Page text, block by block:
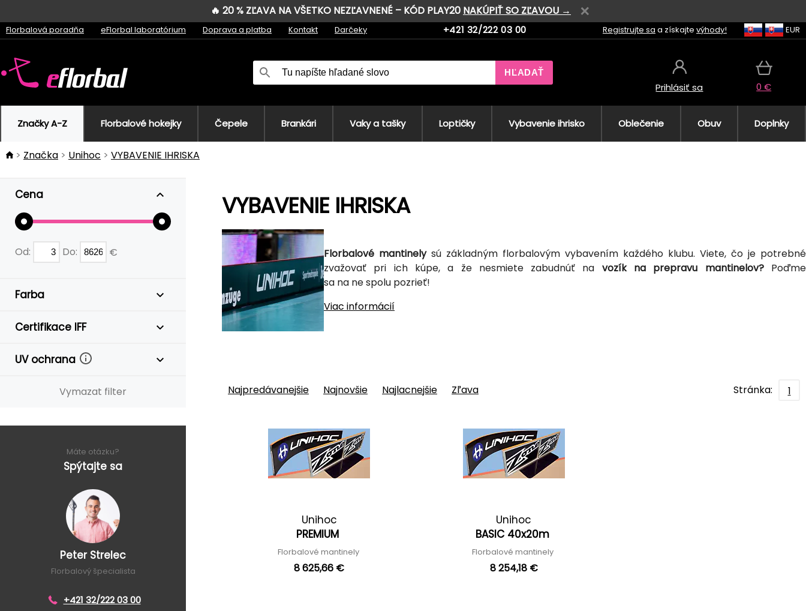
🔥 20 % ZĽAVA NA VŠETKO NEZĽAVNENÉ – KÓD PLAY20 NAKÚPIŤ SO ZĽAVOU →
Florbalová poradňa eFlorbal laboratórium Doprava a platba Kontakt Darčeky +421 32/222 03 00 Registrujte sa a získajte výhody! EUR
HĽADAŤ
Prihlásiť sa 0 €
Značky A-Z Florbalové hokejky Čepele Brankári Vaky a tašky Loptičky Vybavenie ihrisko Oblečenie Obuv Doplnky
Značka Unihoc VYBAVENIE IHRISKA
Cena
Od: Do: €
Farba
Certifikace IFF
UV ochrana
Vymazat filter
Máte otázku?
Spýtajte sa
Peter Strelec
Florbalový špecialista
+421 32/222 03 00
VYBAVENIE IHRISKA
Florbalové mantinelysú základným florbalovým vybavením každého klubu. Viete, čo je potrebné
zvažovať pri ich kúpe, a že nesmiete zabudnúť na vozík na prepravu mantinelov?Poďme
sa na ne spolu pozrieť!
Viac informácií
Najpredávanejšie Najnovšie Najlacnejšie Zľava Stránka: 1
Unihoc
PREMIUM
Florbalové mantinely
8 625,66 €
Unihoc
BASIC 40x20m
Florbalové mantinely
8 254,18 €